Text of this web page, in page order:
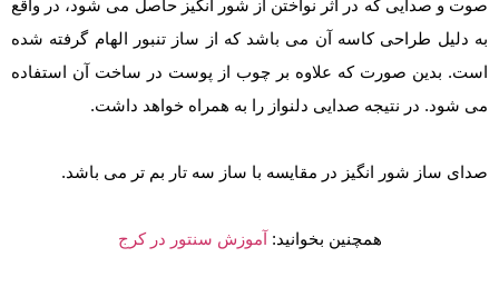
صوت و صدایی که در اثر نواختن از شور انگیز حاصل می شود، در واقع
به دلیل طراحی کاسه آن می باشد که از ساز تنبور الهام گرفته شده
است. بدین صورت که علاوه بر چوب از پوست در ساخت آن استفاده
می شود. در نتیجه صدایی دلنواز را به همراه خواهد داشت.
صدای ساز شور انگیز در مقایسه با ساز سه تار بم تر می باشد.
همچنین بخوانید: آموزش سنتور در کرج